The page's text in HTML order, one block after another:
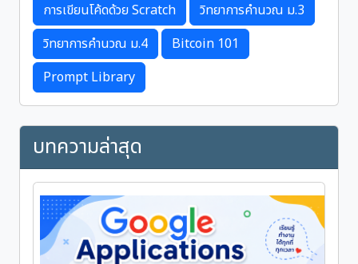
การเขียนโค้ดด้วย Scratch
วิทยาการคำนวณ ม.3
วิทยาการคำนวณ ม.4
Bitcoin 101
Prompt Library
บทความล่าสุด